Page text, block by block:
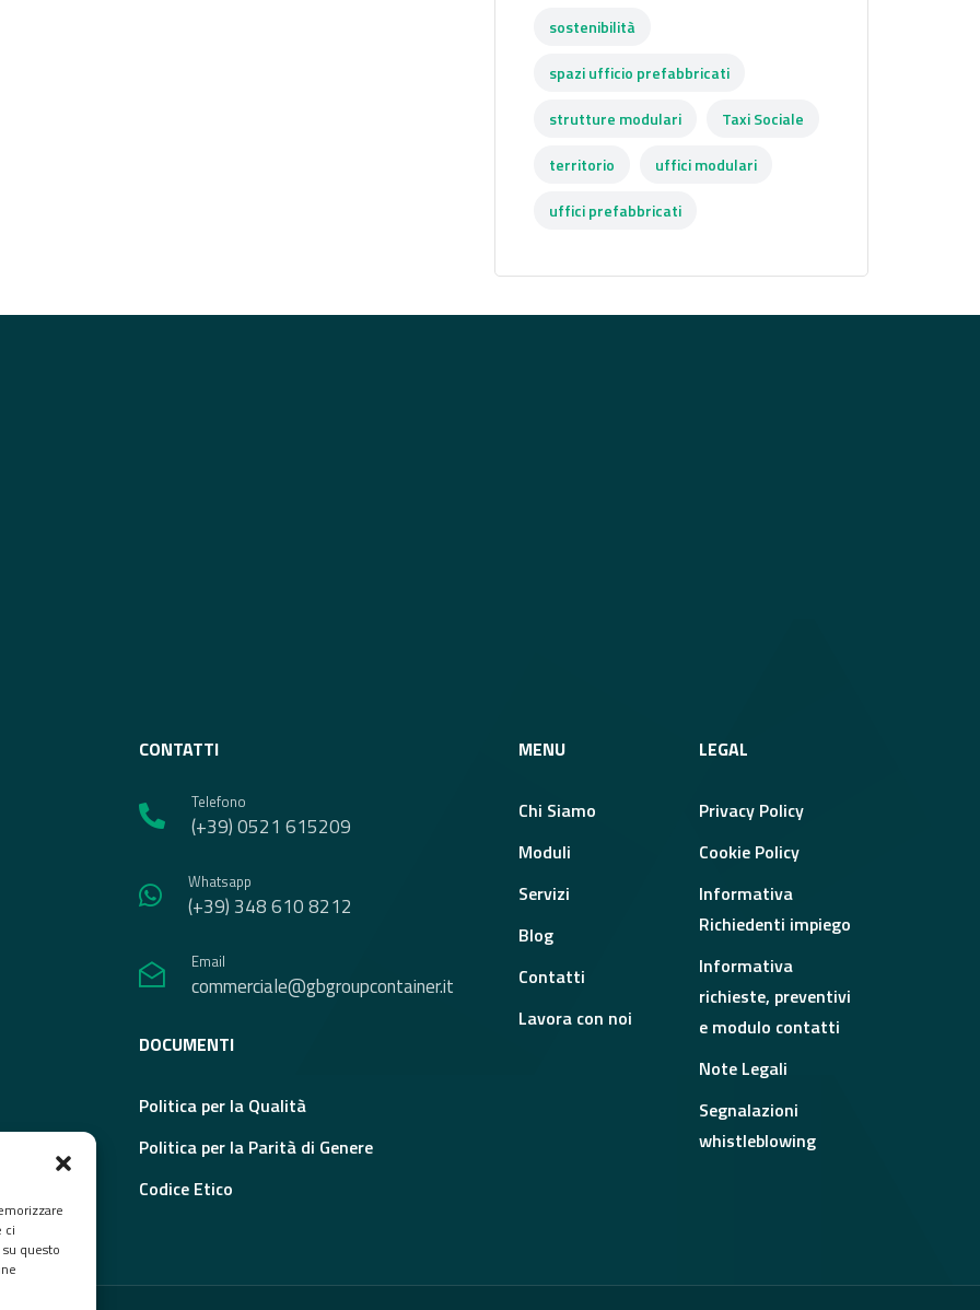
ci
questo
sostenibilità
spazi ufficio prefabbricati
strutture modulari
Taxi Sociale
territorio
uffici modulari
uffici prefabbricati
CONTATTI
Telefono
(+39) 0521 615209
Whatsapp
(+39) 348 610 8212
Email
commerciale@gbgroupcontainer.it
DOCUMENTI
Politica per la Qualità
Politica per la Parità di Genere
Codice Etico
MENU
Chi Siamo
Moduli
Servizi
Blog
Contatti
Lavora con noi
LEGAL
Privacy Policy
Cookie Policy
Informativa
Richiedenti impiego
Informativa
richieste, preventivi
e modulo contatti
Note Legali
Segnalazioni
whistleblowing